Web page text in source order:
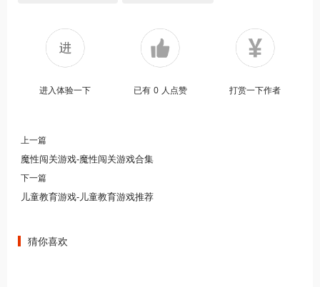
进入体验一下 已有 0 人点赞 打赏一下作者
上一篇
魔性闯关游戏-魔性闯关游戏合集
下一篇
儿童教育游戏-儿童教育游戏推荐
猜你喜欢